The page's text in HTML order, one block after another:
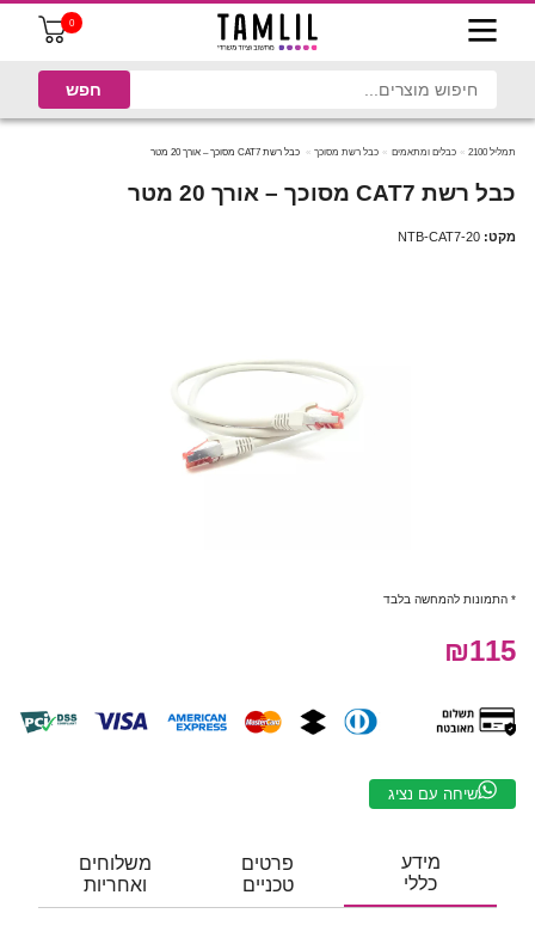
0
תמליל 2100 כבלים ומתאמים כבל רשת מסוכך כבל רשת CAT7 מסוכך – אורך 20 מטר
כבל רשת CAT7 מסוכך – אורך 20 מטר
מקט: NTB-CAT7-20
* התמונות להמחשה בלבד
₪115
שיחה עם נציג
מידע
כללי
פרטים
טכניים
משלוחים
ואחריות